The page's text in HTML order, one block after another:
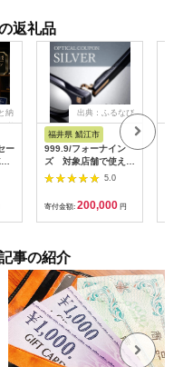
返礼品
納
税
ー
ビ
出典：ふるなび
福井県 鯖江市
999.9/フォーナイン
ズ 対象店舗で使える
眼鏡引換券（6万円相
当）Silver np m [N-
5.0
寄付金額: 200,000 円
事の紹介